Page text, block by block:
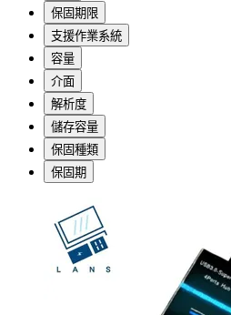
保固期限
支援作業系統
容量
介面
解析度
儲存容量
保固種類
保固期